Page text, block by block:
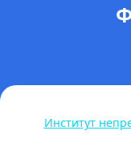
Институт